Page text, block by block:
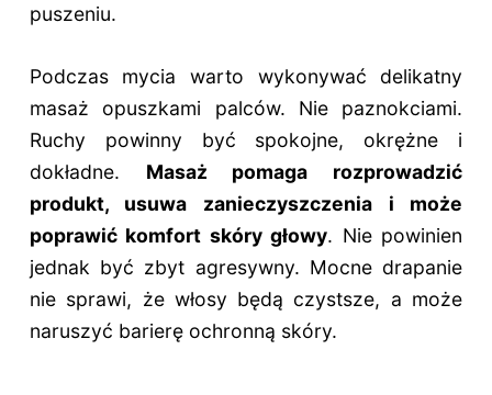
puszeniu.
Podczas mycia warto wykonywać delikatny
masaż opuszkami palców. Nie paznokciami.
Ruchy powinny być spokojne, okrężne i
dokładne. Masaż pomaga rozprowadzić
produkt, usuwa zanieczyszczenia i może
poprawić komfort skóry głowy. Nie powinien
jednak być zbyt agresywny. Mocne drapanie
nie sprawi, że włosy będą czystsze, a może
naruszyć barierę ochronną skóry.